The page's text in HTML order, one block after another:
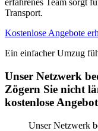
erfahrenes Team sorgt
Transport.
Kostenlose Angebote
Ein einfacher Umzug
Unser Netzwerk
Zögern Sie nicht
kostenlose
Unser Netzwerk